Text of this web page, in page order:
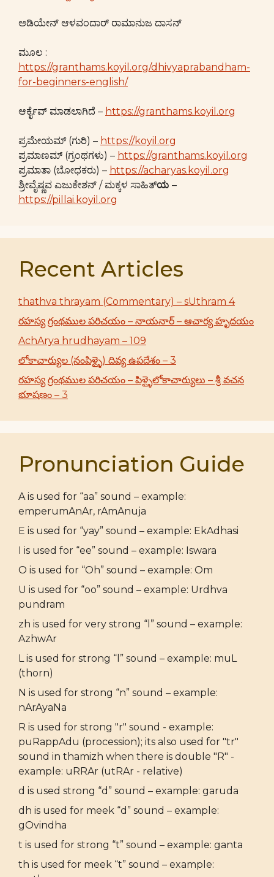
ಅಡಿಯೇನ್ ಆಳವಂದಾರ್ ರಾಮಾನುಜ ದಾಸನ್
ಮೂಲ :
https://granthams.koyil.org/dhivyaprabandham-
for-beginners-english/
ಆರ್ಕೈವ್ ಮಾಡಲಾಗಿದೆ – https://granthams.koyil.org
ಪ್ರಮೇಯಮ್ (ಗುರಿ) – https://koyil.org
ಪ್ರಮಾಣಮ್ (ಗ್ರಂಥಗಳು) – https://granthams.koyil.org
ಪ್ರಮಾತಾ (ಬೋಧಕರು) – https://acharyas.koyil.org
ಶ್ರೀವೈಷ್ಣವ ಎಜುಕೇಶನ್ / ಮಕ್ಕಳ ಸಾಹಿತ್ಯ –
https://pillai.koyil.org
Recent Articles
thathva thrayam (Commentary) – sUthram 4
రహస్య గ్రంథముల పరిచయం – నాయనార్ – ఆచార్య హృదయం
AchArya hrudhayam – 109
లోకాచార్యుల (నంపిళ్ళై) దివ్య ఉపదేశం – 3
రహస్య గ్రంథముల పరిచయం – పిళ్ళైలోకాచార్యులు – శ్రీ వచన
భూషణం – 3
Pronunciation Guide
A is used for “aa” sound – example:
emperumAnAr, rAmAnuja
E is used for “yay” sound – example: EkAdhasi
I is used for “ee” sound – example: Iswara
O is used for “Oh” sound – example: Om
U is used for “oo” sound – example: Urdhva
pundram
zh is used for very strong “l” sound – example:
AzhwAr
L is used for strong “l” sound – example: muL
(thorn)
N is used for strong “n” sound – example:
nArAyaNa
R is used for strong "r" sound - example:
puRappAdu (procession); its also used for "tr"
sound in thamizh when there is double "R" -
example: uRRAr (utRAr - relative)
d is used strong “d” sound – example: garuda
dh is used for meek “d” sound – example:
gOvindha
t is used for strong “t” sound – example: ganta
th is used for meek “t” sound – example: